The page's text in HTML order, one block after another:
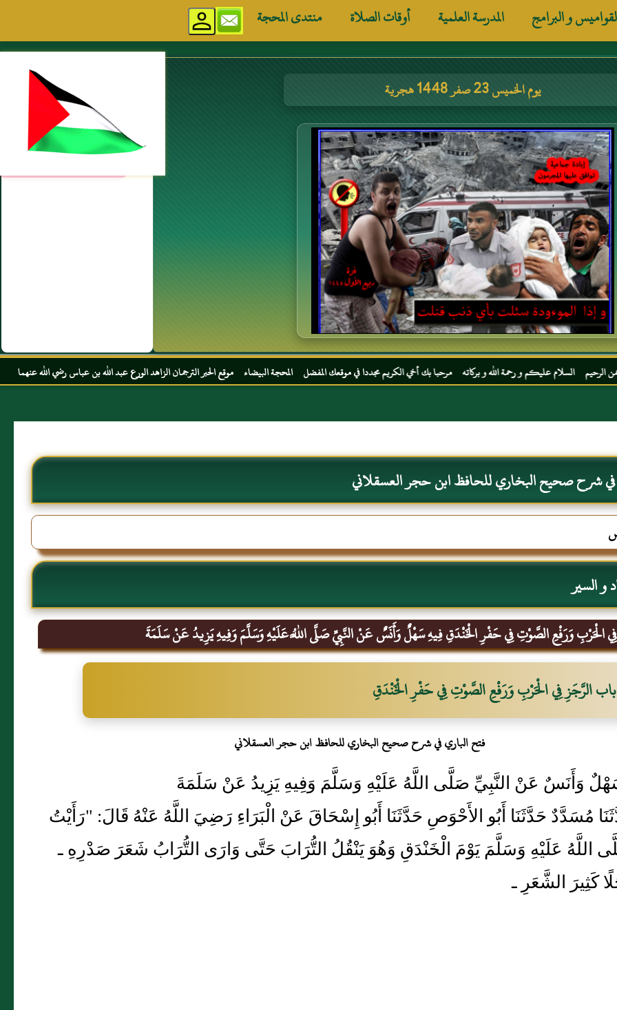
و البرامج المدرسة العلمية أوقات الصلاة منتدى المحجة
يوم الخميس 23 صفر 1448 هجرية مواقع إسلامية
عليكم و رحمة الله و بركاته مرحبا بك أخي الكريم مجددا في موقعك المفضل المحجة البيضاء موقع الحبر الترجمان الزاهد الورع عبد الله بن عباس رضي الله عنهما
في شرح صحيح البخاري للحافظ ابن حجر العسقلاني
و السير
الْحَرْبِ وَرَفْعِ الصَّوْتِ فِي حَفْرِ الْخَنْدَقِ فِيهِ سَهْلٌ وَأَنَسٌ عَنْ النَّبِيِّ صَلَّى اللَّهُ عَلَيْهِ وَسَلَّمَ وَفِيهِ يَزِيدُ عَنْ سَلَمَةَ
باب الرَّجَزِ فِي الْحَرْبِ وَرَفْعِ الصَّوْتِ فِي حَفْرِ الْخَنْدَقِ
فتح الباري في شرح صحيح البخاري للحافظ ابن حجر العسقلاني
وَأَنَسٌ عَنْ النَّبِيِّ صَلَّى اللَّهُ عَلَيْهِ وَسَلَّمَ وَفِيهِ يَزِيدُ عَنْ سَلَمَةَ
حَدَّثَنَا مُسَدَّدٌ حَدَّثَنَا أَبُو الأَحْوَصِ حَدَّثَنَا أَبُو إِسْحَاقَ عَنْ الْبَرَاءِ رَضِيَ اللَّهُ عَنْهُ قَالَ: "رَأَيْتُ
اللَّهُ عَلَيْهِ وَسَلَّمَ يَوْمَ الْخَنْدَقِ وَهُوَ يَنْقُلُ التُّرَابَ حَتَّى وَارَى التُّرَابُ شَعَرَ صَدْرِهِ ـ
كَثِيرَ الشَّعَرِ ـ